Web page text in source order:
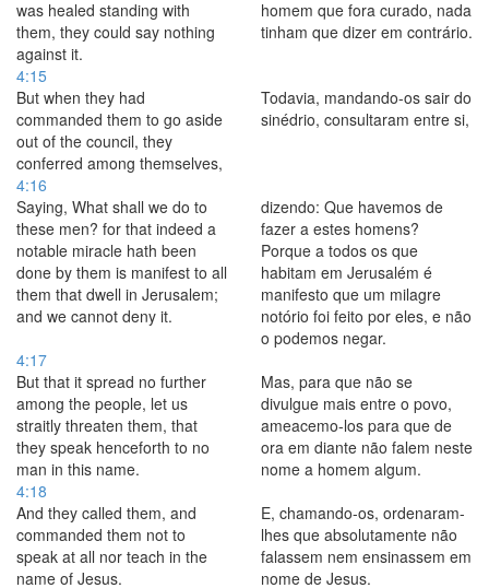
was healed standing with
them, they could say nothing
against it.
homem que fora curado, nada
tinham que dizer em contrário.
4:15
But when they had
commanded them to go aside
out of the council, they
conferred among themselves,
Todavia, mandando-os sair do
sinédrio, consultaram entre si,
4:16
Saying, What shall we do to
these men? for that indeed a
notable miracle hath been
done by them is manifest to all
them that dwell in Jerusalem;
and we cannot deny it.
dizendo: Que havemos de
fazer a estes homens?
Porque a todos os que
habitam em Jerusalém é
manifesto que um milagre
notório foi feito por eles, e não
o podemos negar.
4:17
But that it spread no further
among the people, let us
straitly threaten them, that
they speak henceforth to no
man in this name.
Mas, para que não se
divulgue mais entre o povo,
ameacemo-los para que de
ora em diante não falem neste
nome a homem algum.
4:18
And they called them, and
commanded them not to
speak at all nor teach in the
name of Jesus.
E, chamando-os, ordenaram-
lhes que absolutamente não
falassem nem ensinassem em
nome de Jesus.